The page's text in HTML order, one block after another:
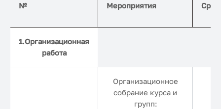
№ Мероприятия
1.Организационная
работа
Организационное
собрание курса и
групп: